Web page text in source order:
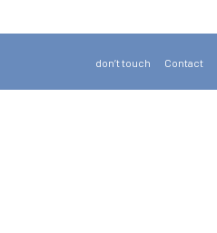
don’t touch Contact